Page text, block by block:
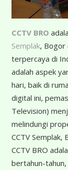
CCTV BRO
Semplak, Bogor
terpercaya di
adalah aspek
hari, baik di
digital ini,
Television)
melindungi
CCTV
CCTV BRO
bertahun-tahun,